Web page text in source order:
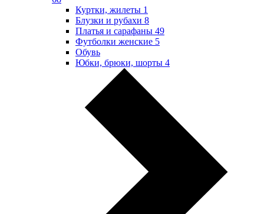
Куртки, жилеты 1
Блузки и рубахи 8
Платья и сарафаны 49
Футболки женские 5
Обувь
Юбки, брюки, шорты 4